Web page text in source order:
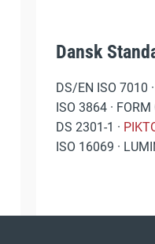
Dansk
DS/EN ISO 7010
ISO 3864 · FORM
DS 2301-1 ·
ISO 16069 ·